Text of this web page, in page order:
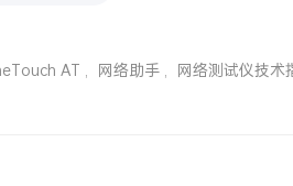
AT , 网络助手 , 网络测试仪技术